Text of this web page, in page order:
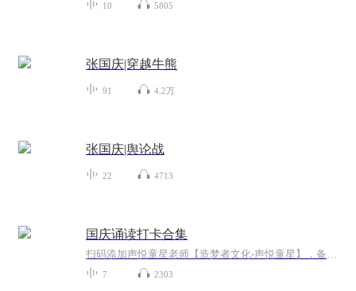
10 5805
张国庆|穿越牛熊
91 4.2万
张国庆|舆论战
22 4713
国庆诵读打卡合集
扫码添加声悦童星老师【造梦者文化-声悦童星】，备注“诵读打卡”报名，已添加好友的，直接发送“诵读打卡”报名，报名成功后进入社群。
7 2303